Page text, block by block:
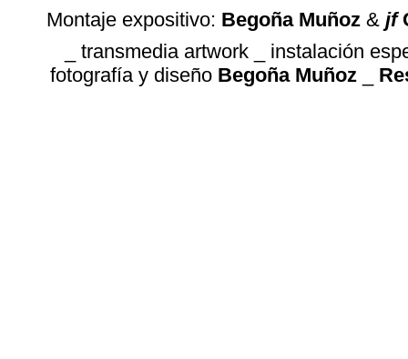
Montaje expositivo: Begoña Muñoz & jf
_ transmedia artwork _ instalación
fotografía y diseño Begoña Muñoz